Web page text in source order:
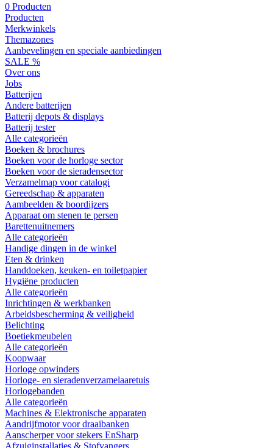
0 Producten
Producten
Merkwinkels
Themazones
Aanbevelingen en speciale aanbiedingen
SALE %
Over ons
Jobs
Batterijen
Andere batterijen
Batterij depots & displays
Batterij tester
Alle categorieën
Boeken & brochures
Boeken voor de horloge sector
Boeken voor de sieradensector
Verzamelmap voor catalogi
Gereedschap & apparaten
Aambeelden & boordijzers
Apparaat om stenen te persen
Barettenuitnemers
Alle categorieën
Handige dingen in de winkel
Eten & drinken
Handdoeken, keuken- en toiletpapier
Hygiëne producten
Alle categorieën
Inrichtingen & werkbanken
Arbeidsbescherming & veiligheid
Belichting
Boetiekmeubelen
Alle categorieën
Koopwaar
Horloge opwinders
Horloge- en sieradenverzamelaaretuis
Horlogebanden
Alle categorieën
Machines & Elektronische apparaten
Aandrijfmotor voor draaibanken
Aanscherper voor stekers EnSharp
Afzuiginstallaties & Stofvangers